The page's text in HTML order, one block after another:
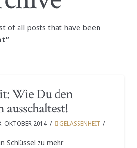
of all posts that have been
Wie Du den
OKTOBER 2014
GELASSENHEIT
Schlüssel zu mehr